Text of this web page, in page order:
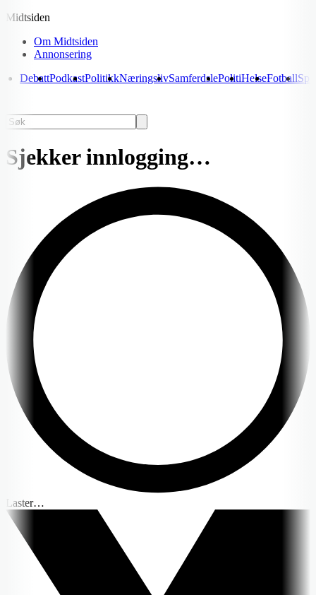
Midtsiden
Om Midtsiden
Annonsering
DebattPodkastPolitikkNæringslivSamferdslePolitiHelseFotball
Sjekker innlogging…
Laster…